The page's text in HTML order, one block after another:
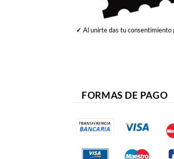
✓ Al unirte das tu consentimiento
FORMAS DE PAGO